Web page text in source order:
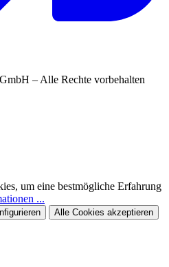
– Alle Rechte vorbehalten
um eine bestmögliche Erfahrung
...
Alle Cookies akzeptieren